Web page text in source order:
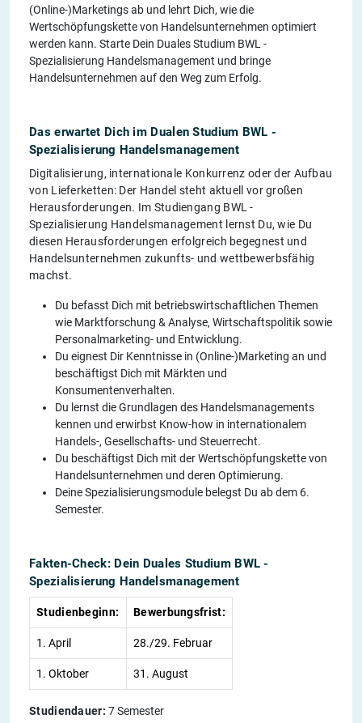
(Online-)Marketings ab und lehrt Dich, wie die
Wertschöpfungskette von Handelsunternehmen optimiert
werden kann. Starte Dein Duales Studium BWL -
Spezialisierung Handelsmanagement und bringe
Handelsunternehmen auf den Weg zum Erfolg.
Das erwartet Dich im Dualen Studium BWL -
Spezialisierung Handelsmanagement
Digitalisierung, internationale Konkurrenz oder der Aufbau
von Lieferketten: Der Handel steht aktuell vor großen
Herausforderungen. Im Studiengang BWL -
Spezialisierung Handelsmanagement lernst Du, wie Du
diesen Herausforderungen erfolgreich begegnest und
Handelsunternehmen zukunfts- und wettbewerbsfähig
machst.
Du befasst Dich mit betriebswirtschaftlichen Themen
wie Marktforschung & Analyse, Wirtschaftspolitik sowie
Personalmarketing- und Entwicklung.
Du eignest Dir Kenntnisse in (Online-)Marketing an und
beschäftigst Dich mit Märkten und
Konsumentenverhalten.
Du lernst die Grundlagen des Handelsmanagements
kennen und erwirbst Know-how in internationalem
Handels-, Gesellschafts- und Steuerrecht.
Du beschäftigst Dich mit der Wertschöpfungskette von
Handelsunternehmen und deren Optimierung.
Deine Spezialisierungsmodule belegst Du ab dem 6.
Semester.
Fakten-Check: Dein Duales Studium BWL -
Spezialisierung Handelsmanagement
Studienbeginn: Bewerbungsfrist:
1. April 28./29. Februar
1. Oktober 31. August
Studiendauer: 7 Semester